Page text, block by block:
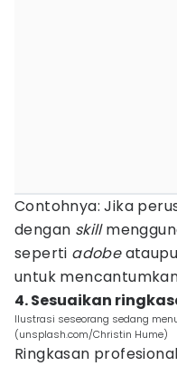
Contohnya: Jika
dengan skill
seperti adobe
untuk
4. Sesuaikan
Ilustrasi seseorang sedang
(unsplash.com/Christin Hume)
Ringkasan